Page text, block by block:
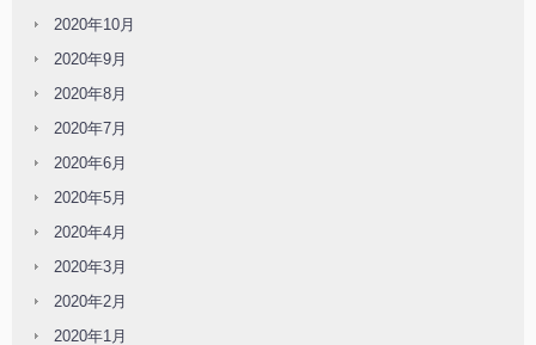
2020年10月
2020年9月
2020年8月
2020年7月
2020年6月
2020年5月
2020年4月
2020年3月
2020年2月
2020年1月